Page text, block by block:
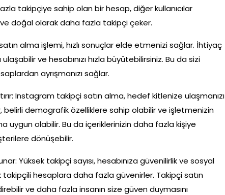
takipçiye sahip olan bir hesap, diğer kullanıcılar
doğal olarak daha fazla takipçi çeker.
satın alma işlemi, hızlı sonuçlar elde etmenizi sağlar. İhtiyaç
ve hesabınızı hızla büyütebilirsiniz. Bu da sizi
ayrışmanızı sağlar.
Instagram takipçi satın alma, hedef kitlenize ulaşmanızı
belirli demografik özelliklere sahip olabilir ve işletmenizin
uygun olabilir. Bu da içeriklerinizin daha fazla kişiye
dönüşebilir.
Yüksek takipçi sayısı, hesabınıza güvenilirlik ve sosyal
hesaplara daha fazla güvenirler. Takipçi satın
ve daha fazla insanın size güven duymasını